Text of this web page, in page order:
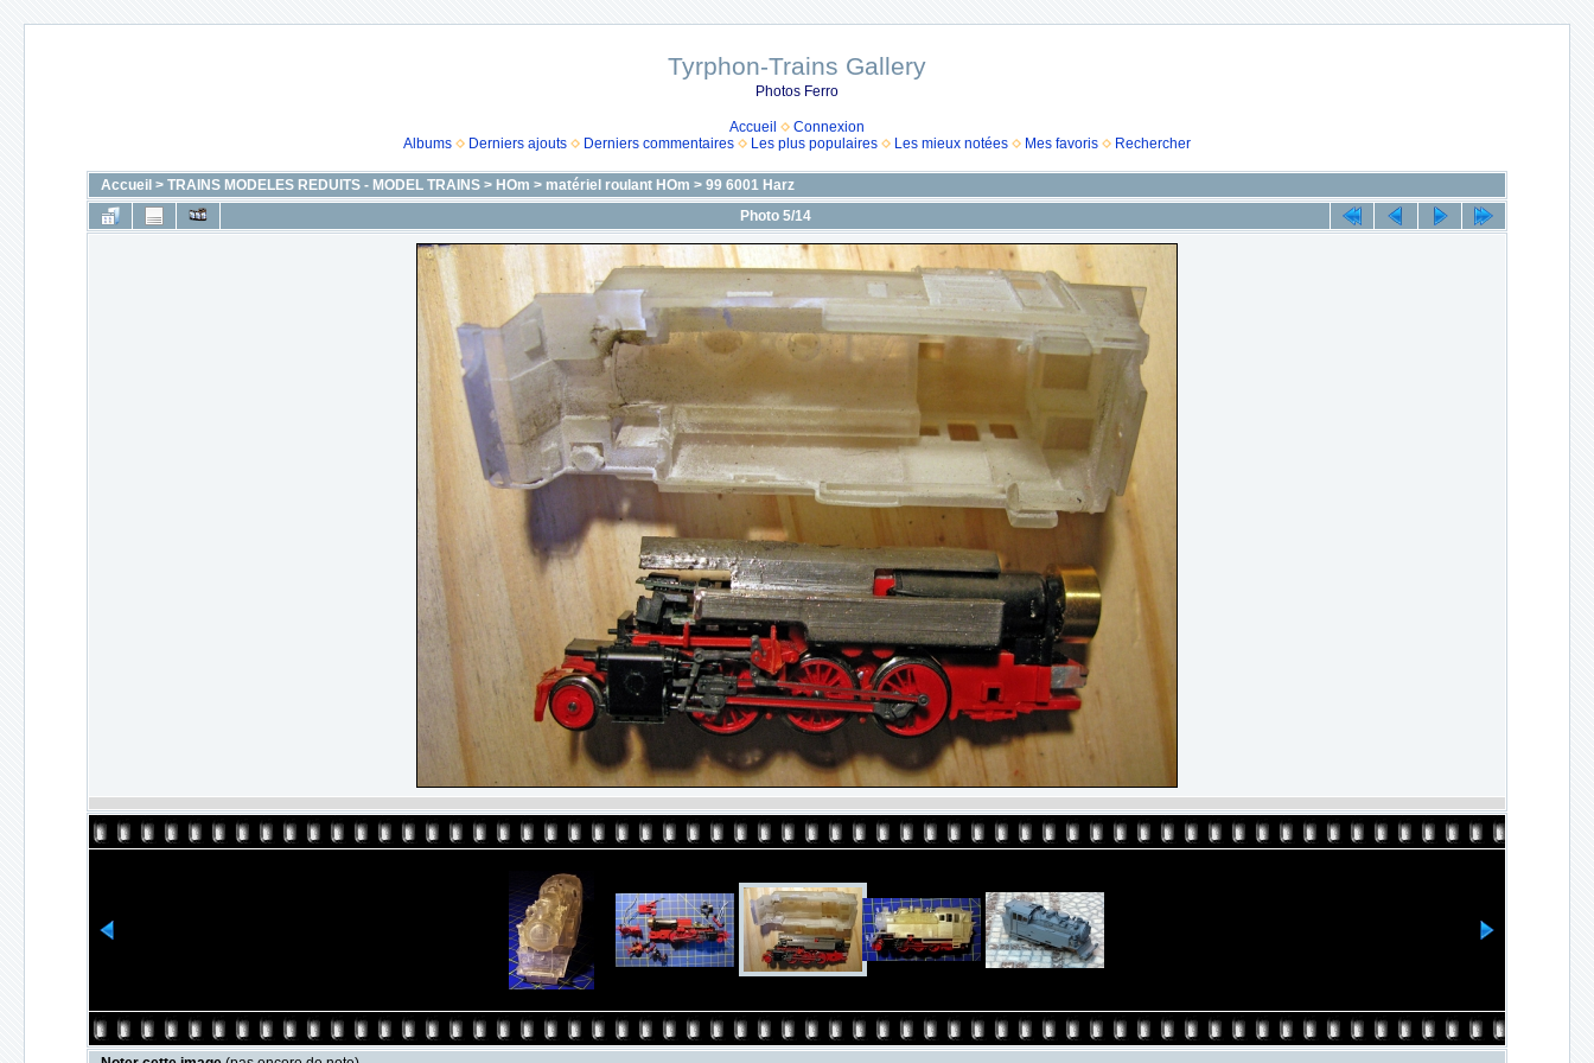
Tyrphon-Trains Gallery
Photos Ferro
Accueil
Connexion
Albums
Derniers ajouts Derniers commentaires Les plus populaires Les mieux notées Mes favoris Rechercher
Accueil > TRAINS MODELES REDUITS - MODEL TRAINS > HOm > matériel roulant HOm > 99 6001 Harz
Photo 5/14